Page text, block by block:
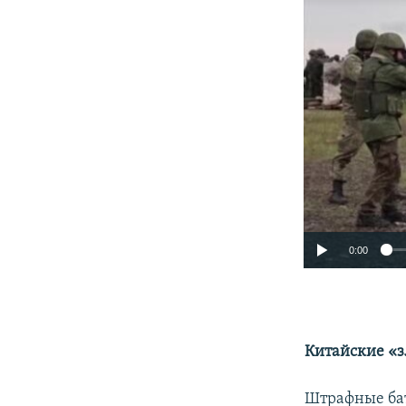
0:00
Китайские
Штрафные